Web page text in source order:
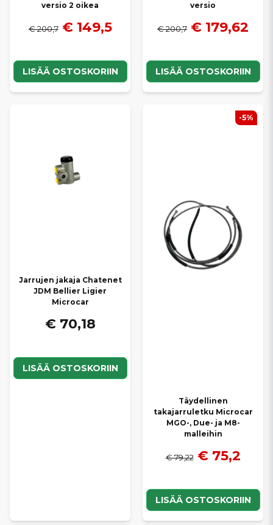
versio 2 oikea
€ 200,7 € 149,5
LISÄÄ OSTOSKORIIN
versio
€ 200,7 € 179,62
LISÄÄ OSTOSKORIIN
Jarrujen jakaja Chatenet
JDM Bellier Ligier
Microcar
€ 70,18
LISÄÄ OSTOSKORIIN
Täydellinen
takajarruletku Microcar
MGO-, Due- ja M8-
malleihin
€ 79,22 € 75,2
LISÄÄ OSTOSKORIIN
-5%